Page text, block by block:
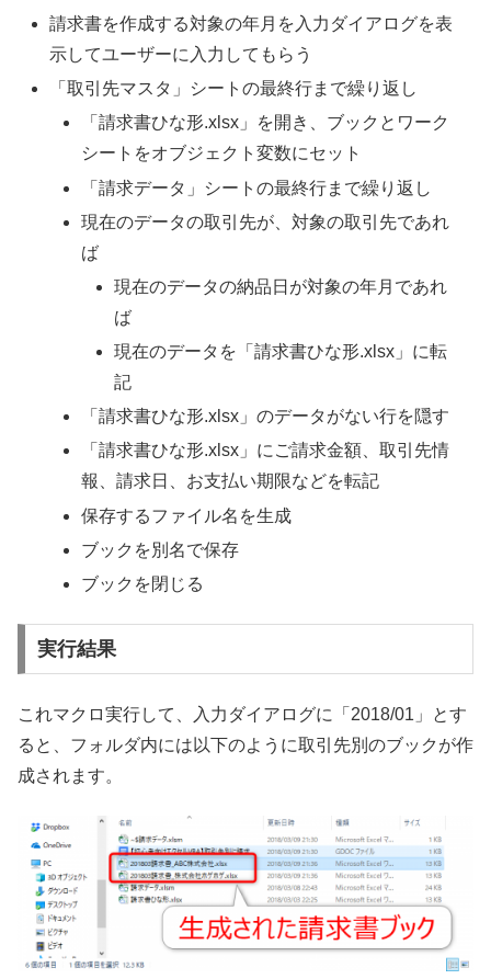
請求書を作成する対象の年月を入力ダイアログを表
示してユーザーに入力してもらう
「取引先マスタ」シートの最終行まで繰り返し
「請求書ひな形.xlsx」を開き、ブックとワーク
シートをオブジェクト変数にセット
「請求データ」シートの最終行まで繰り返し
現在のデータの取引先が、対象の取引先であれ
ば
現在のデータの納品日が対象の年月であれ
ば
現在のデータを「請求書ひな形.xlsx」に転
記
「請求書ひな形.xlsx」のデータがない行を隠す
「請求書ひな形.xlsx」にご請求金額、取引先情
報、請求日、お支払い期限などを転記
保存するファイル名を生成
ブックを別名で保存
ブックを閉じる
実行結果
これマクロ実行して、入力ダイアログに「2018/01」とす
ると、フォルダ内には以下のように取引先別のブックが作
成されます。